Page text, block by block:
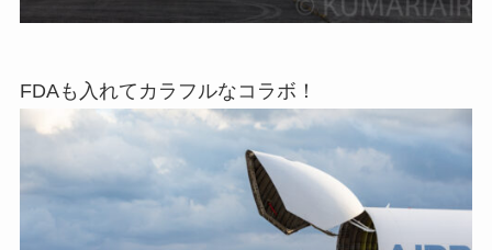
FDAも入れてカラフルなコラボ！